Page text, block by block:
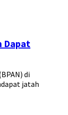
Dapat
di
jatah